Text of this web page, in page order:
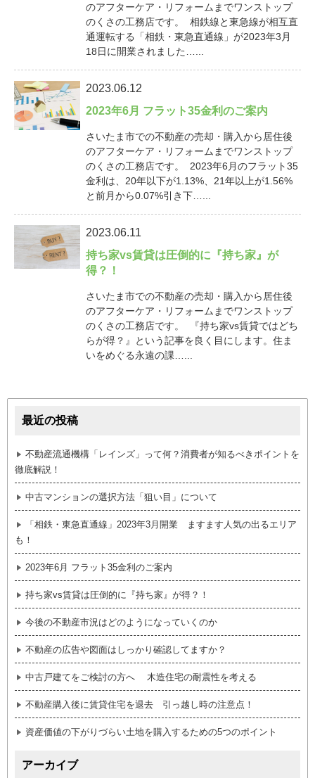
のアフターケア・リフォームまでワンストップ
のくさの工務店です。 相鉄線と東急線が相互直
通運転する「相鉄・東急直通線」が2023年3月
18日に開業されました…...
2023.06.12
2023年6月 フラット35金利のご案内
さいたま市での不動産の売却・購入から居住後
のアフターケア・リフォームまでワンストップ
のくさの工務店です。 2023年6月のフラット35
金利は、20年以下が1.13%、21年以上が1.56%
と前月から0.07%引き下…...
2023.06.11
持ち家vs賃貸は圧倒的に『持ち家』が
得？！
さいたま市での不動産の売却・購入から居住後
のアフターケア・リフォームまでワンストップ
のくさの工務店です。 『持ち家vs賃貸ではどち
らが得？』という記事を良く目にします。住ま
いをめぐる永遠の課…...
最近の投稿
不動産流通機構「レインズ」って何？消費者が知るべきポイントを
徹底解説！
中古マンションの選択方法「狙い目」について
「相鉄・東急直通線」2023年3月開業 ますます人気の出るエリア
も！
2023年6月 フラット35金利のご案内
持ち家vs賃貸は圧倒的に『持ち家』が得？！
今後の不動産市況はどのようになっていくのか
不動産の広告や図面はしっかり確認してますか？
中古戸建てをご検討の方へ 木造住宅の耐震性を考える
不動産購入後に賃貸住宅を退去 引っ越し時の注意点！
資産価値の下がりづらい土地を購入するための5つのポイント
アーカイブ